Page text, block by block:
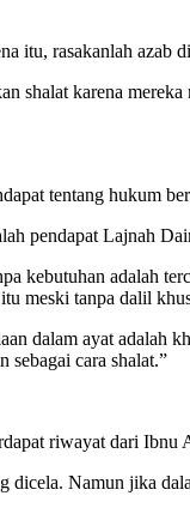
itu, rasakanlah
shalat karena
tentang hukum
pendapat Lajnah
kebutuhan adalah
meski tanpa dalil
dalam ayat
sebagai cara shalat.”
riwayat dari
Namun jika